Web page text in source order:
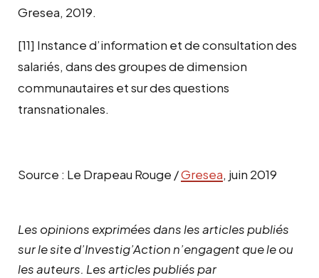
Gresea, 2019.
[11] Instance d’information et de consultation des
salariés, dans des groupes de dimension
communautaires et sur des questions
transnationales.
Source : Le Drapeau Rouge /Gresea, juin 2019
Les opinions exprimées dans les articles publiés
sur le site d’Investig’Action n’engagent que le ou
les auteurs. Les articles publiés par